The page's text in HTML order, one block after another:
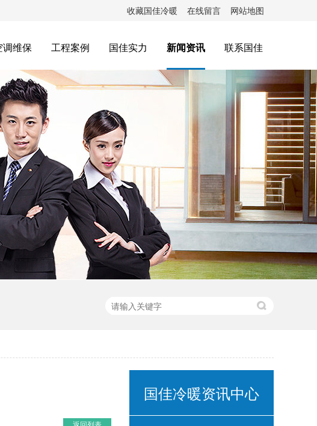
收藏国佳冷暖 在线留言 网站地图
调维保 工程案例 国佳实力 新闻资讯 联系国佳
返回列表
国佳冷暖资讯中心